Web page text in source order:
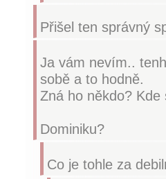
Přišel ten správný
Ja vám nevím..
sobě a to hodně.
Zná ho někdo? Kde
Dominiku?
Co je tohle za